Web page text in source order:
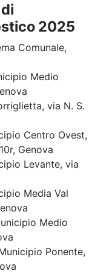
2025
Comunale,
Medio
via N. S.
Centro Ovest,
Genova
Levante, via
Media Val
Medio
Ponente,